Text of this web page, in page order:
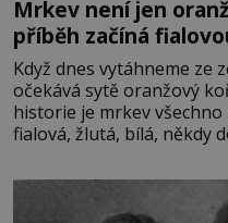
Mrkev není jen
příběh začíná
Když dnes vytáhneme ze
očekává sytě oranžový
historie je mrkev všechno
fialová, žlutá, bílá, někdy
bez které si českou